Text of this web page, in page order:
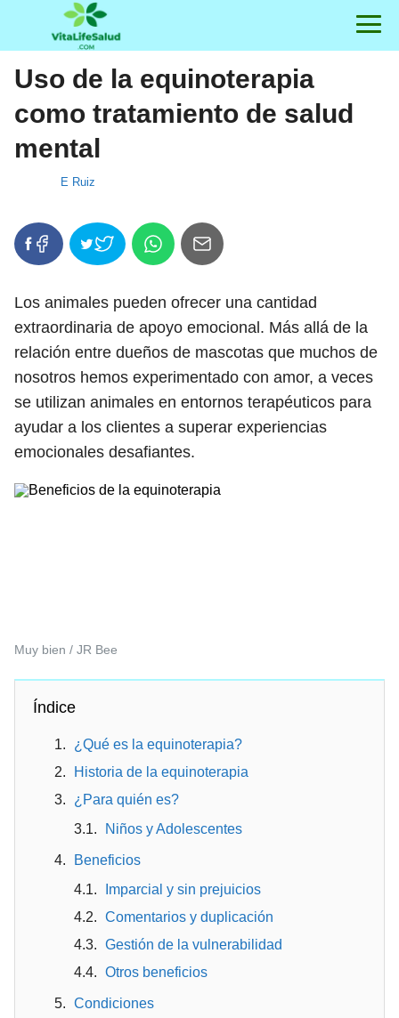
Uso de la equinoterapia
como tratamiento de salud
mental
E Ruiz
Los animales pueden ofrecer una cantidad
extraordinaria de apoyo emocional. Más allá de la
relación entre dueños de mascotas que muchos de
nosotros hemos experimentado con amor, a veces
se utilizan animales en entornos terapéuticos para
ayudar a los clientes a superar experiencias
emocionales desafiantes.
Muy bien / JR Bee
Índice
¿Qué es la equinoterapia?
Historia de la equinoterapia
¿Para quién es?
Niños y Adolescentes
Beneficios
Imparcial y sin prejuicios
Comentarios y duplicación
Gestión de la vulnerabilidad
Otros beneficios
Condiciones